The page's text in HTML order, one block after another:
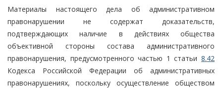
Материалы настоящего дела об административном
правонарушении не содержат доказательств,
подтверждающих наличие в действиях общества
объективной стороны состава административного
правонарушения, предусмотренного частью 1 статьи 8.42
Кодекса Российской Федерации об административных
правонарушениях, поскольку осуществление обществом